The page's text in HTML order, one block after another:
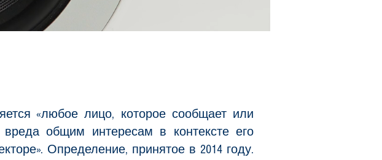
«любое лицо, которое сообщает или
общим интересам в контексте его
Определение, принятое в 2014 году.